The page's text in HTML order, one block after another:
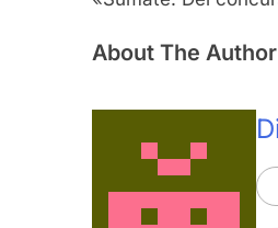
About The Author